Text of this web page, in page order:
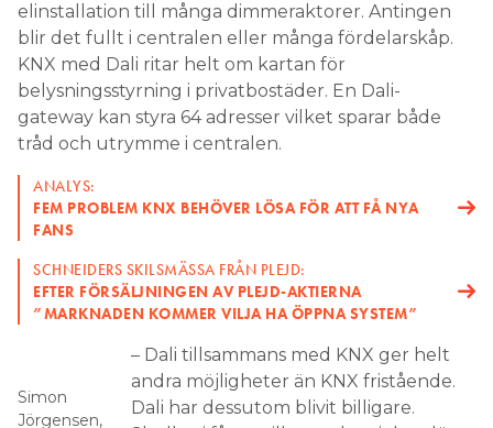
elinstallation till många dimmeraktorer. Antingen
blir det fullt i centralen eller många fördelarskåp.
KNX med Dali ritar helt om kartan för
belysningsstyrning i privatbostäder. En Dali-
gateway kan styra 64 adresser vilket sparar både
tråd och utrymme i centralen.
ANALYS:
FEM PROBLEM KNX BEHÖVER LÖSA FÖR ATT FÅ NYA
FANS
SCHNEIDERS SKILSMÄSSA FRÅN PLEJD:
EFTER FÖRSÄLJNINGEN AV PLEJD-AKTIERNA
”MARKNADEN KOMMER VILJA HA ÖPPNA SYSTEM”
Simon
Jörgensen,
– Dali tillsammans med KNX ger helt
andra möjligheter än KNX fristående.
Dali har dessutom blivit billigare.